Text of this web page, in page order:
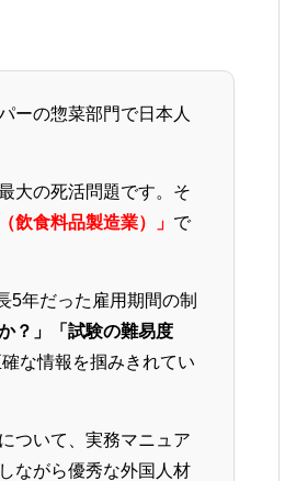
ーの惣菜部門で日本人
大の死活問題です。そ
飲食料品製造業）」 で
5年だった雇用期間の制
？」「試験の難易度
な情報を掴みきれてい
ついて、実務マニュア
ながら優秀な外国人材